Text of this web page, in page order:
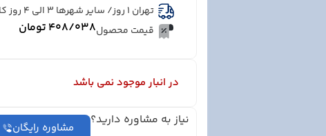
تهران 1 روز/ سایر شهرها ۳ الی ۴ روز کاری
قیمت محصول۴۰۸/۰۳۸ تومان
در انبار موجود نمی باشد
نیاز به مشاوره دارید؟ مشاوره رایگان